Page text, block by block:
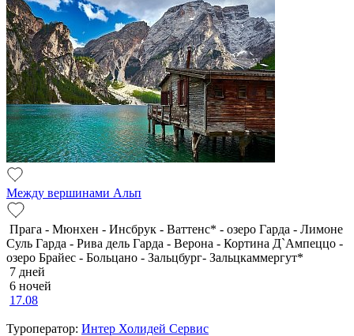
Между вершинами Альп
Прага - Мюнхен - Инсбрук - Ваттенс* - озеро Гарда - Лимоне
Суль Гарда - Рива дель Гарда - Верона - Кортина Д`Ампеццо -
озеро Брайес - Больцано - Зальцбург- Зальцкаммергут*
7 дней
6 ночей
17.08
Туроператор: Интер Холидей Сервис